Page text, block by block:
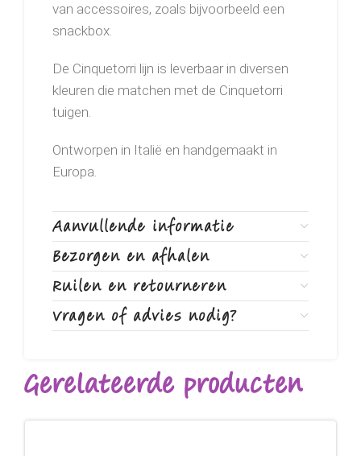
van accessoires, zoals bijvoorbeeld een
snackbox.
De Cinquetorri lijn is leverbaar in diversen
kleuren die matchen met de Cinquetorri
tuigen.
Ontworpen in Italië en handgemaakt in
Europa.
Aanvullende informatie
Bezorgen en afhalen
Ruilen en retourneren
Vragen of advies nodig?
Gerelateerde producten